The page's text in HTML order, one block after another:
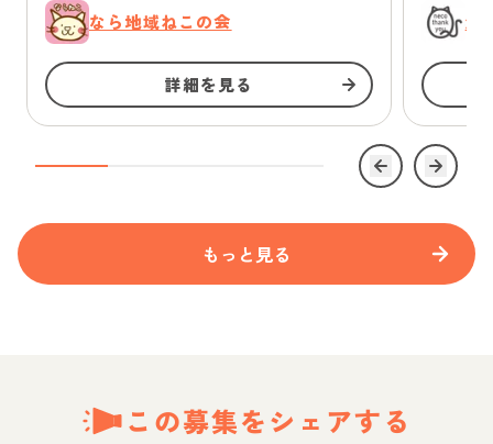
なら地域ねこの会
詳細を見る
浜
もっと見る
この募集をシェアする